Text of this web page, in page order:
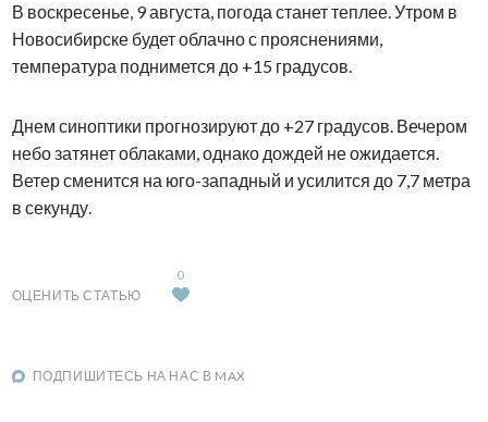
В воскресенье, 9 августа, погода станет теплее. Утром в
Новосибирске будет облачно с прояснениями,
температура поднимется до +15 градусов.
Днем синоптики прогнозируют до +27 градусов. Вечером
небо затянет облаками, однако дождей не ожидается.
Ветер сменится на юго-западный и усилится до 7,7 метра
в секунду.
ОЦЕНИТЬ СТАТЬЮ
0
ПОДПИШИТЕСЬ НА НАС В MAX